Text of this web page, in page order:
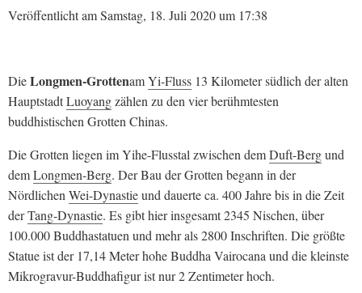
Veröffentlicht am Samstag, 18. Juli 2020 um 17:38
DieLongmen-GrottenamYi-Fluss 13 Kilometer südlich der alten
HauptstadtLuoyangzählen zu den vier berühmtesten
buddhistischen Grotten Chinas.
Die Grotten liegen im Yihe-Flusstal zwischen demDuft-Bergund
demLongmen-Berg. Der Bau der Grotten begann in der
Nördlichen Wei-Dynastieund dauerte ca. 400 Jahre bis in die Zeit
derTang-Dynastie. Es gibt hier insgesamt 2345 Nischen, über
100.000 Buddhastatuen und mehr als 2800 Inschriften. Die größte
Statue ist der 17,14 Meter hohe Buddha Vairocana und die kleinste
Mikrogravur-Buddhafigur ist nur 2 Zentimeter hoch.